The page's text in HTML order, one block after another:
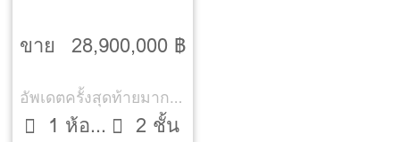
Lanmane]
ขาย 28,900,000 ฿
อัพเดตครั้งสุดท้ายมากกว่า 30 วัน
1 ห้อง
2 ชั้น